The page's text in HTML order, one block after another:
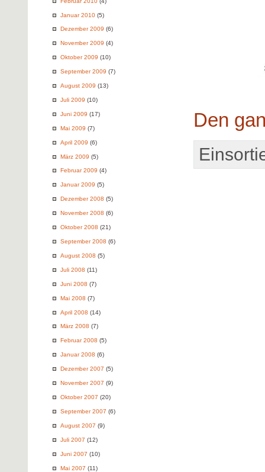
Januar 2010 (5)
Dezember 2009 (6)
November 2009 (4)
Oktober 2009 (10)
September 2009 (7)
August 2009 (13)
Juli 2009 (10)
Juni 2009 (17)
Mai 2009 (7)
April 2009 (6)
März 2009 (5)
Februar 2009 (4)
Januar 2009 (5)
Dezember 2008 (5)
November 2008 (6)
Oktober 2008 (21)
September 2008 (6)
August 2008 (5)
Juli 2008 (11)
Juni 2008 (7)
Mai 2008 (7)
April 2008 (14)
März 2008 (7)
Februar 2008 (5)
Januar 2008 (6)
Dezember 2007 (5)
November 2007 (9)
Oktober 2007 (20)
September 2007 (6)
August 2007 (9)
Juli 2007 (12)
Juni 2007 (10)
Mai 2007 (11)
Den